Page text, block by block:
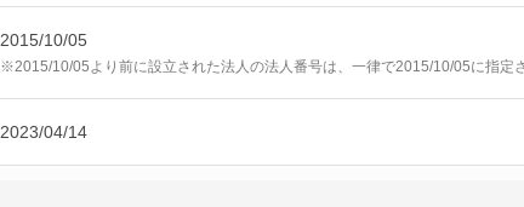
2015/10/05
※2015/10/05より前に設立された法人の法人番号は、一律で2015/10/05に指定
2023/04/14